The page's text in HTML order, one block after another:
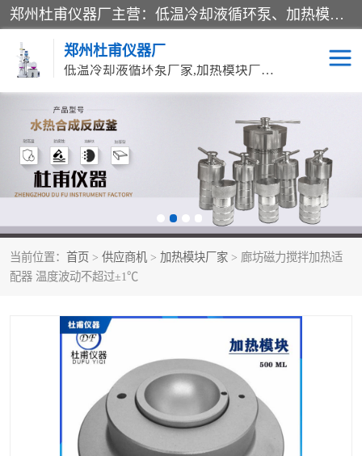
郑州杜甫仪器厂主营：低温冷却液循环泵、加热模块、水热合成反应釜、水油浴锅、旋转蒸发器、循环水真空泵等产品。郑州杜甫仪器厂在众多的教学仪器行业中依靠科技力量扬长避短、迅速发展，成为国家教委*生产教学仪器的厂家，产品具有国内良好水平，主导产品通过ISO9002质量认证。
郑州杜甫仪器厂
低温冷却液循环泵厂家,加热模块厂家,水热合成反应釜厂家,水油浴锅厂家,旋转蒸发器厂家
当前位置： 首页 > 供应商机 > 加热模块厂家 > 廊坊磁力搅拌加热适
配器 温度波动不超过±1℃
循环水真空泵厂家 水热合成反应釜厂家
低温冷却液循环泵厂家 加热模块厂家
气流烘干器
旋转蒸发器厂家 双层玻璃反应釜10L
高温循环油浴锅母 五抽头循环水真空泵
多功能油浴锅
单层玻璃反应釜 低温恒温反应浴槽